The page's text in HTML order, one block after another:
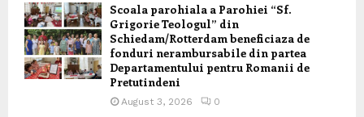
Scoala parohiala a Parohiei “Sf.
Grigorie Teologul” din
Schiedam/Rotterdam beneficiaza de
fonduri nerambursabile din partea
Departamentului pentru Romanii de
Pretutindeni
August 3, 2026 0